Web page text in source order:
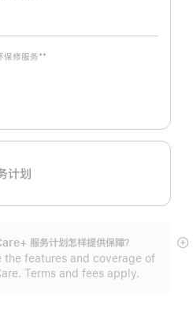
保修服务**
计划
服务计划怎样提供保⁠障？
the features and coverage of
Terms and fees apply.
展